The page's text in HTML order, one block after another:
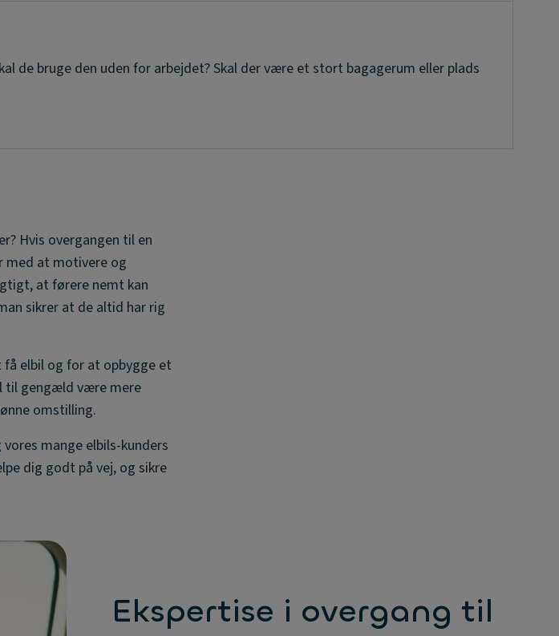
de bruge den uden for arbejdet? Skal der være et stort bagagerum eller plads
Hvis overgangen til en
med at motivere og
at førere nemt kan
sikrer at de altid har rig
elbil og for at opbygge et
til gengæld være mere
omstilling.
mange elbils-kunders
dig godt på vej, og sikre
Ekspertise i overgang til